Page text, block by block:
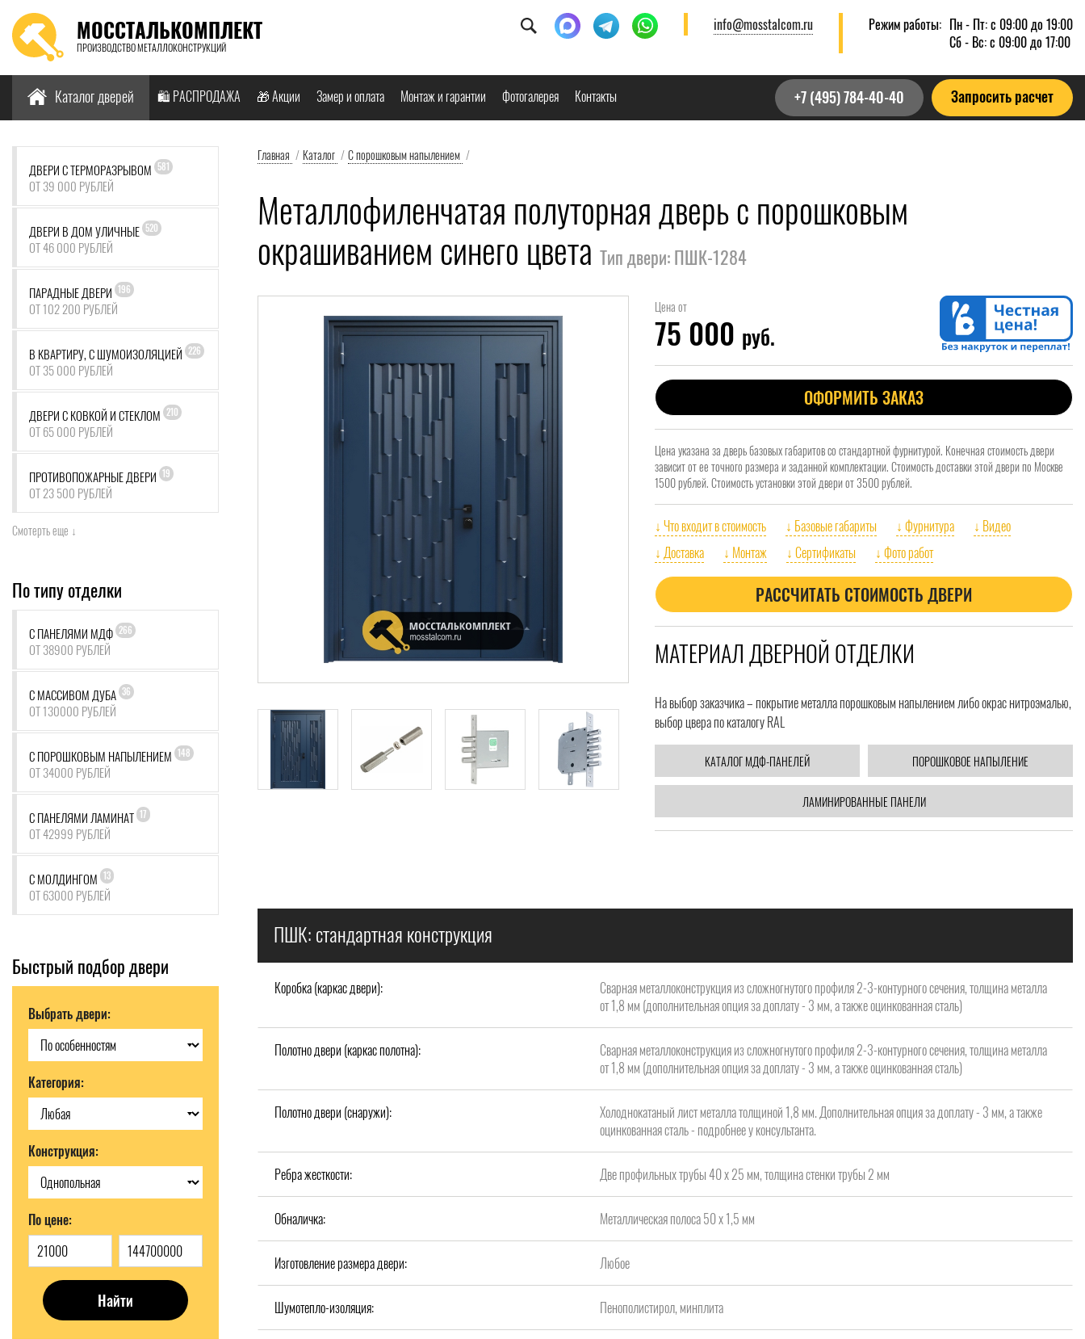
МОССТАЛЬКОМПЛЕКТ
ПРОИЗВОДСТВО МЕТАЛЛОКОНСТРУКЦИЙ
info@mosstalcom.ru Режим работы: Пн - Пт: с 09:00 до 19:00
Сб - Вс: с 09:00 до 17:00
Каталог дверей 🛍️ РАСПРОДАЖА 🎁 Акции Замер и оплата Монтаж и гарантии Фотогалерея Контакты +7 (495) 784-40-40 Запросить расчет
ДВЕРИ С ТЕРМОРАЗРЫВОМ 581
ОТ 39 000 РУБЛЕЙ
ДВЕРИ В ДОМ УЛИЧНЫЕ 520
ОТ 46 000 РУБЛЕЙ
ПАРАДНЫЕ ДВЕРИ 196
ОТ 102 200 РУБЛЕЙ
В КВАРТИРУ, С ШУМОИЗОЛЯЦИЕЙ 226
ОТ 35 000 РУБЛЕЙ
ДВЕРИ С КОВКОЙ И СТЕКЛОМ 210
ОТ 65 000 РУБЛЕЙ
ПРОТИВОПОЖАРНЫЕ ДВЕРИ 19
ОТ 23 500 РУБЛЕЙ
Смотерть еще ↓
По типу отделки
С ПАНЕЛЯМИ МДФ 266
ОТ 38900 РУБЛЕЙ
С МАССИВОМ ДУБА 36
ОТ 130000 РУБЛЕЙ
С ПОРОШКОВЫМ НАПЫЛЕНИЕМ 148
ОТ 34000 РУБЛЕЙ
С ПАНЕЛЯМИ ЛАМИНАТ 17
ОТ 42999 РУБЛЕЙ
С МОЛДИНГОМ 13
ОТ 63000 РУБЛЕЙ
Быстрый подбор двери
Выбрать двери:
Категория:
Конструкция:
По цене:
Найти
Главная / Каталог /С порошковым напылением /
Металлофиленчатая полуторная дверь с порошковым
окрашиванием синего цвета Тип двери: ПШК-1284
Цена от
75 000 руб.
ОФОРМИТЬ ЗАКАЗ
Цена указана за дверь базовых габаритов со стандартной фурнитурой. Конечная стоимость двери
зависит от ее точного размера и заданной комплектации. Стоимость доставки этой двери по Москве
1500 рублей. Стоимость установки этой двери от 3500 рублей.
↓ Что входит в стоимость ↓ Базовые габариты ↓ Фурнитура
↓ Видео
↓ Доставка
↓ Монтаж ↓ Сертификаты ↓ Фото работ
РАССЧИТАТЬ СТОИМОСТЬ ДВЕРИ
МАТЕРИАЛ ДВЕРНОЙ ОТДЕЛКИ
На выбор заказчика – покрытие металла порошковым напылением либо окрас нитроэмалью,
выбор цвера по каталогу RAL
КАТАЛОГ МДФ-ПАНЕЛЕЙ ПОРОШКОВОЕ НАПЫЛЕНИЕ
ЛАМИНИРОВАННЫЕ ПАНЕЛИ
ПШК: стандартная конструкция
Коробка (каркас двери):
Сварная металлоконструкция из сложногнутого профиля 2-3-контурного сечения, толщина металла
от 1,8 мм (дополнительная опция за доплату - 3 мм, а также оцинкованная сталь)
Полотно двери (каркас полотна):
Сварная металлоконструкция из сложногнутого профиля 2-3-контурного сечения, толщина металла
от 1,8 мм (дополнительная опция за доплату - 3 мм, а также оцинкованная сталь)
Полотно двери (снаружи):
Холоднокатаный лист металла толщиной 1,8 мм. Дополнительная опция за доплату - 3 мм, а также
оцинкованная сталь - подробнее у консультанта.
Ребра жесткости: Две профильных трубы 40 х 25 мм, толщина стенки трубы 2 мм
Обналичка: Металлическая полоса 50 х 1,5 мм
Изготовление размера двери: Любое
Шумотепло-изоляция: Пенополистирол, минплита